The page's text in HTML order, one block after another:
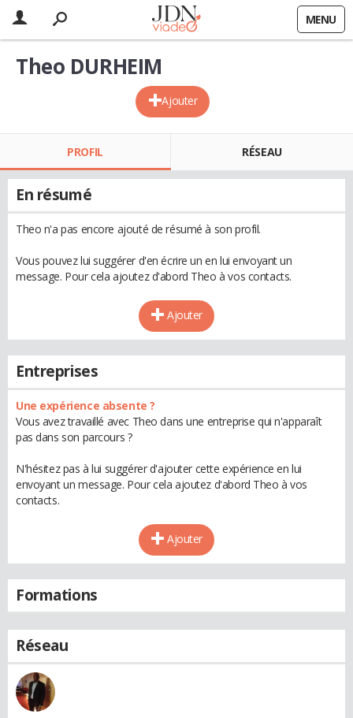
MENU
Ajouter
Theo DURHEIM
PROFIL RÉSEAU
En résumé
Theo n'a pas encore ajouté de résumé à son profil.
Vous pouvez lui suggérer d'en écrire un en lui envoyant un
message. Pour cela ajoutez d'abord Theo à vos contacts.
Ajouter
Entreprises
Une expérience absente ?
Vous avez travaillé avec Theo dans une entreprise qui n'apparaît
pas dans son parcours ?
N'hésitez pas à lui suggérer d'ajouter cette expérience en lui
envoyant un message. Pour cela ajoutez d'abord Theo à vos
contacts.
Ajouter
Formations
Réseau